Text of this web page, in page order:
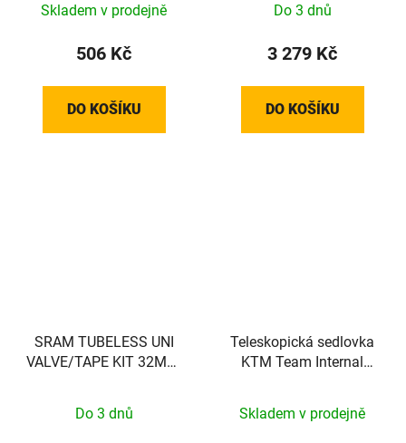
Skladem v prodejně
506 Kč
DO KOŠÍKU
Do 3 dnů
3 279 Kč
DO KOŠÍKU
SRAM TUBELESS UNI
VALVE/TAPE KIT 32MM,
Do 3 dnů
Teleskopická sedlovka
KTM Team Internal
Skladem v prodejně